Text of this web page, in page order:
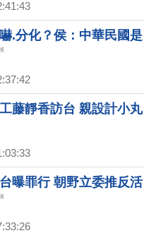
.分化？侯：中華民國是
藤靜香訪台 親設計小丸
曝罪行 朝野立委推反活